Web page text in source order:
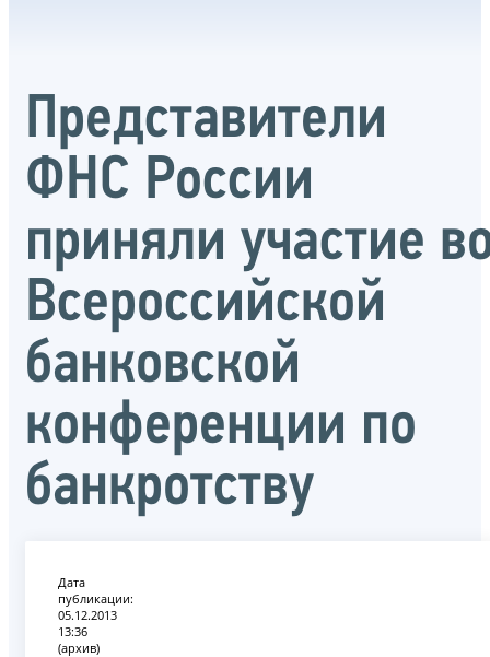
Представители
ФНС России
приняли участие
Всероссийской
банковской
конференции по
банкротству
Дата
публикации:
05.12.2013
13:36
(архив)